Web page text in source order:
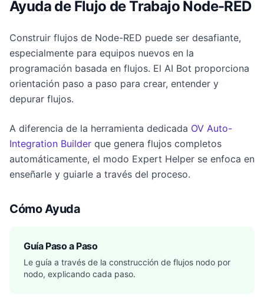
Ayuda de Flujo de Trabajo Node-RED
Construir flujos de Node-RED puede ser desafiante,
especialmente para equipos nuevos en la
programación basada en flujos. El AI Bot proporciona
orientación paso a paso para crear, entender y
depurar flujos.
A diferencia de la herramienta dedicada OV Auto-
Integration Builder que genera flujos completos
automáticamente, el modo Expert Helper se enfoca en
enseñarle y guiarle a través del proceso.
Cómo Ayuda
Guía Paso a Paso
Le guía a través de la construcción de flujos nodo por
nodo, explicando cada paso.